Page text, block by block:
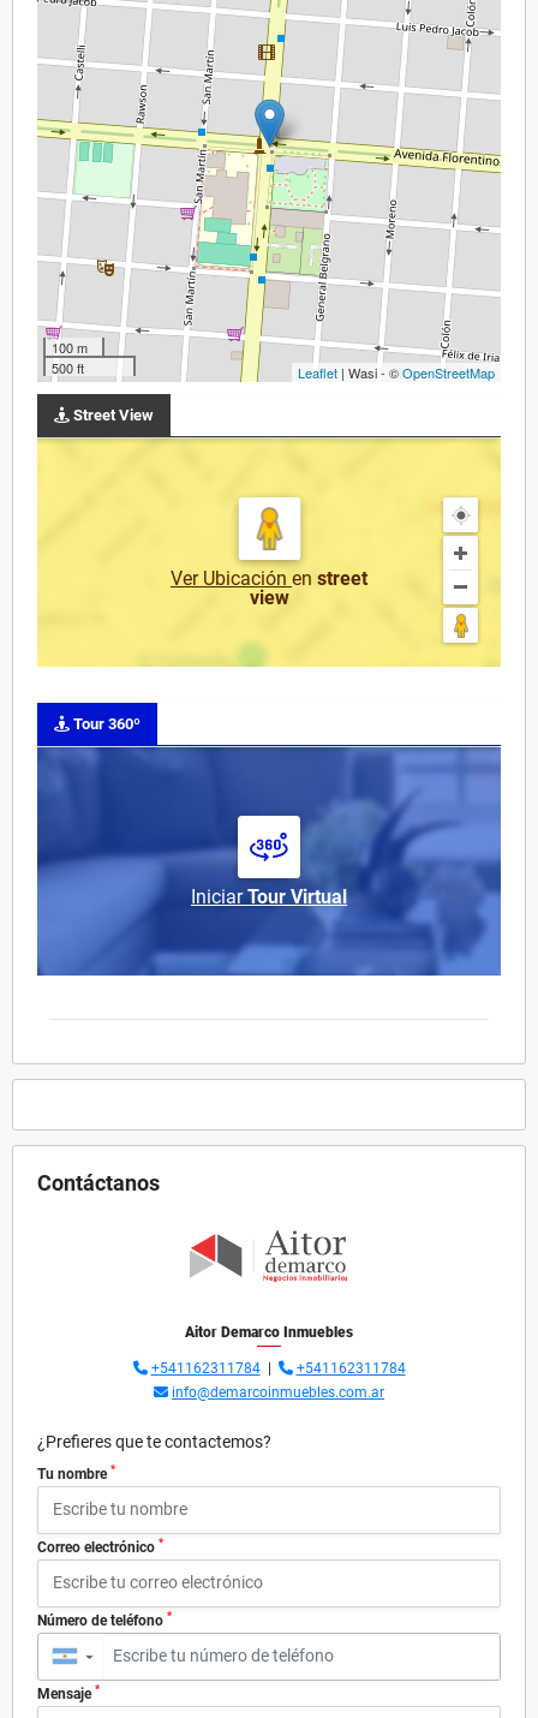
100 m
500 ft
Leaflet | Wasi - ©OpenStreetMap
Street View
Ver Ubicación en street
view
Tour 360º
IniciarTour Virtual
Contáctanos
Aitor Demarco Inmuebles
+541162311784|
+541162311784
info@demarcoinmuebles.com.ar
¿Prefieres que te contactemos?
Tu nombre *
Correo electrónico *
Número de teléfono *
▼
Mensaje *